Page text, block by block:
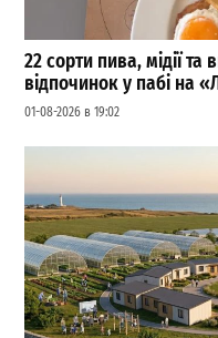
22 сорти пива, мідії
відпочинок у пабі на
01-08-2026 в 19:02